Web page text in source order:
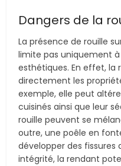
Dangers de la
La présence de rouille
limite pas uniquement
esthétiques. En effet, la
directement les
exemple, elle peut
cuisinés ainsi que leur
rouille peuvent se
outre, une poêle en
développer des
intégrité, la rendant